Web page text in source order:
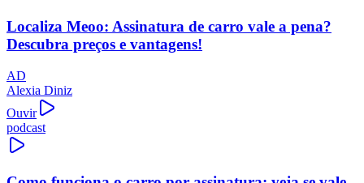
Localiza Meoo: Assinatura de carro vale a pena?
Descubra preços e vantagens!
AD
Alexia Diniz
Ouvir
podcast